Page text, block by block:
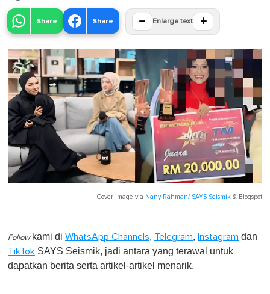
Share Share − Enlarge text +
Cover image via Nany Rahman/ SAYS Seismik & Blogspot
Follow kami di WhatsApp Channels, Telegram, Instagram dan
TikTok SAYS Seismik, jadi antara yang terawal untuk
dapatkan berita serta artikel-artikel menarik.